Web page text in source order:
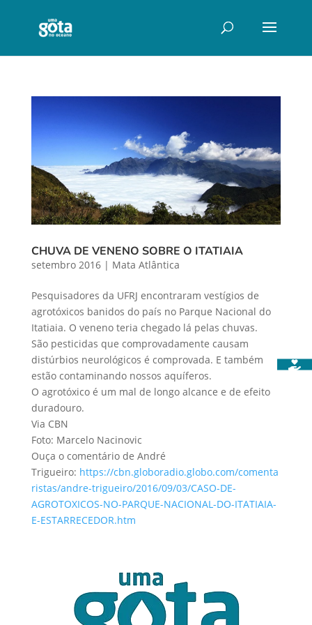
CHUVA DE VENENO SOBRE O ITATIAIA
setembro 2016| Mata Atlântica
Pesquisadores da UFRJ encontraram vestígios de
agrotóxicos banidos do país no Parque Nacional do
Itatiaia. O veneno teria chegado lá pelas chuvas.
São pesticidas que comprovadamente causam
distúrbios neurológicos é comprovada. E também
estão contaminando nossos aquíferos.
O agrotóxico é um mal de longo alcance e de efeito
duradouro.
Via CBN
Foto: Marcelo Nacinovic
Ouça o comentário de André
Trigueiro: https://cbn.globoradio.globo.com/comenta
ristas/andre-trigueiro/2016/09/03/CASO-DE-
AGROTOXICOS-NO-PARQUE-NACIONAL-DO-ITATIAIA-
E-ESTARRECEDOR.htm